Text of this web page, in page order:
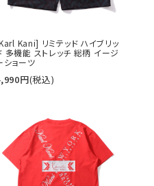
Kani] リミテッド ハイブリッ
多機能 ストレッチ 総柄 イージ
ショーツ
円(税込)